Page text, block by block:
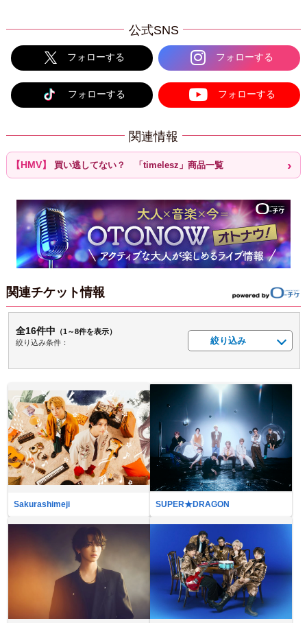
公式SNS
フォローする フォローする
フォローする フォローする
関連情報
買い逃してない？ 「timelesz」商品一覧
関連チケット情報
全16件中 （1～8件を表示）
絞り込み条件：
絞り込み
Sakurashimeji SUPER★DRAGON